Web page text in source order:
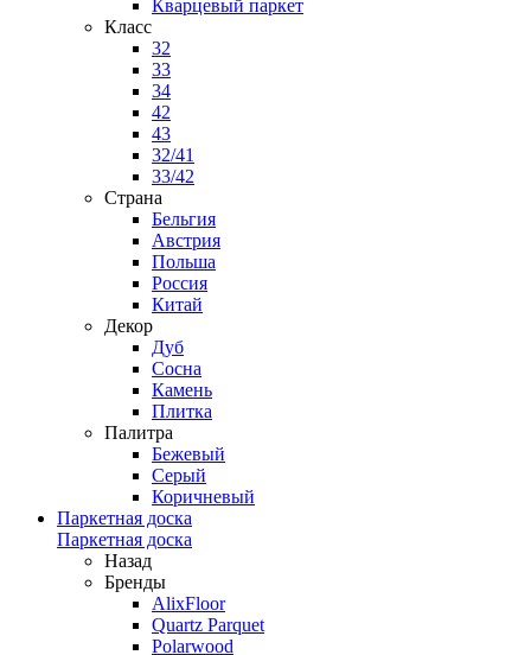
Кварцевый паркет
Класс
32
33
34
42
43
32/41
33/42
Страна
Бельгия
Австрия
Польша
Россия
Китай
Декор
Дуб
Сосна
Камень
Плитка
Палитра
Бежевый
Серый
Коричневый
Паркетная доска
Паркетная доска
Назад
Бренды
AlixFloor
Quartz Parquet
Polarwood